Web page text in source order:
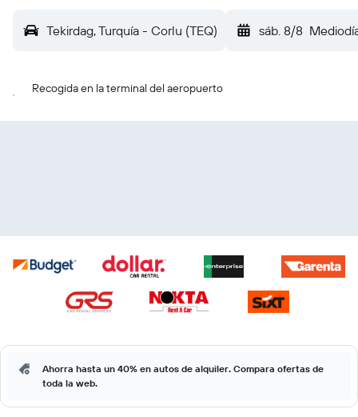
Tekirdag, Turquía - Corlu (TEQ) sáb. 8/8
Recogida en la terminal del aeropuerto
Ahorra hasta un 40% en autos de alquiler. Compara ofertas de
toda la web.